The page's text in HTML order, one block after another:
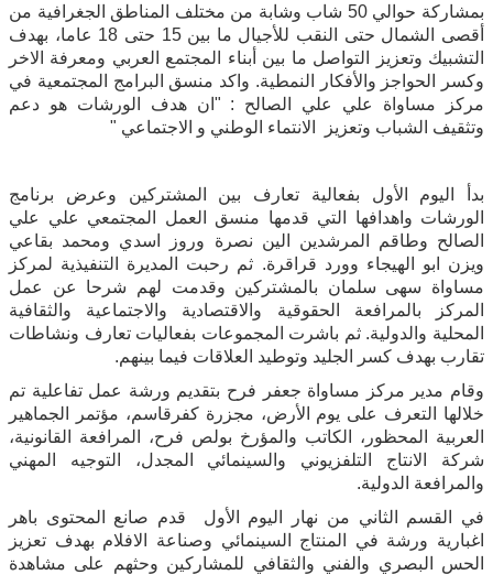
بمشاركة حوالي 50 شاب وشابة من مختلف المناطق الجغرافية من
أقصى الشمال حتى النقب للأجيال ما بين 15 حتى 18 عاما، بهدف
التشبيك وتعزيز التواصل ما بين أبناء المجتمع العربي ومعرفة الاخر
وكسر الحواجز والأفكار النمطية. واكد منسق البرامج المجتمعية في
مركز مساواة علي علي الصالح : "ان هدف الورشات هو دعم
وتثقيف الشباب وتعزيز الانتماء الوطني و الاجتماعي "
بدأ اليوم الأول بفعالية تعارف بين المشتركين وعرض برنامج
الورشات واهدافها التي قدمها منسق العمل المجتمعي علي علي
الصالح وطاقم المرشدين الين نصرة وروز اسدي ومحمد بقاعي
ويزن ابو الهيجاء وورد قراقرة. ثم رحبت المديرة التنفيذية لمركز
مساواة سهى سلمان بالمشتركين وقدمت لهم شرحا عن عمل
المركز بالمرافعة الحقوقية والاقتصادية والاجتماعية والثقافية
المحلية والدولية.ثم باشرت المجموعات بفعاليات تعارف ونشاطات
تقارب بهدف كسر الجليد وتوطيد العلاقات فيما بينهم.
وقام مدير مركز مساواة جعفر فرح بتقديم ورشة عمل تفاعلية تم
خلالها التعرف على يوم الأرض، مجزرة كفرقاسم، مؤتمر الجماهير
العربية المحظور، الكاتب والمؤرخ بولص فرح، المرافعة القانونية،
شركة الانتاج التلفزيوني والسينمائي المجدل، التوجيه المهني
والمرافعة الدولية.
في القسم الثاني من نهار اليوم الأول قدم صانع المحتوى باهر
اغبارية ورشة في المنتاج السينمائي وصناعة الافلام بهدف تعزيز
الحس البصري والفني والثقافي للمشاركين وحثهم على مشاهدة